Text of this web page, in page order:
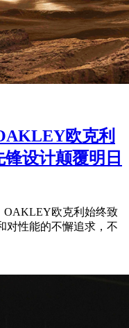
欧克利
设计颠覆明日
OAKLEY欧克利始终致
对性能的不懈追求，不